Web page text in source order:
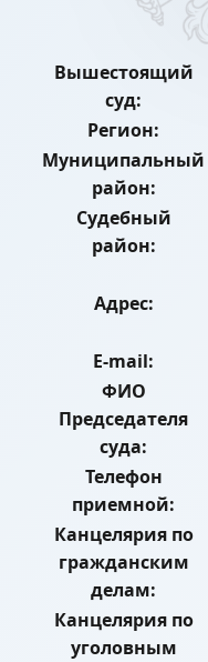
Вышестоящий
суд:
Регион:
Муниципальный
район:
Судебный
район:
Адрес:
E-mail:
ФИО
Председателя
суда:
Телефон
приемной:
Канцелярия по
гражданским
делам:
Канцелярия по
уголовным